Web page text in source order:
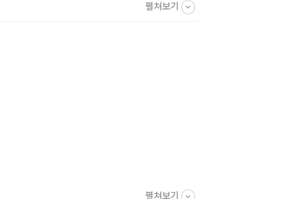
혀를 놀리지 않아도 삶의 분위기를 통해 시인
이게 된 것이다.
펼쳐보기
펼쳐보기